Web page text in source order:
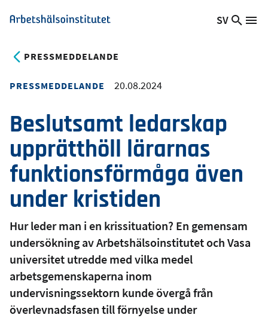
Hoppa
till
Arbetshälsoinstitutet
Växla
SV
Sök
PRESSMEDDELANDE
PRESSMEDDELANDE 20.08.2024
Beslutsamt ledarskap
upprätthöll lärarnas
funktionsförmåga även
under kristiden
Hur leder man i en krissituation? En gemensam
undersökning av Arbetshälsoinstitutet och Vasa
universitet utredde med vilka medel
arbetsgemenskaperna inom
undervisningssektorn kunde övergå från
överlevnadsfasen till förnyelse under